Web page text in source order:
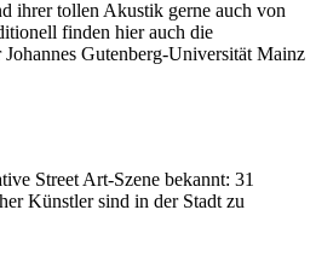
ihrer tollen Akustik gerne auch von
finden hier auch die
Johannes Gutenberg-Universität Mainz
Street Art-Szene bekannt: 31
Künstler sind in der Stadt zu